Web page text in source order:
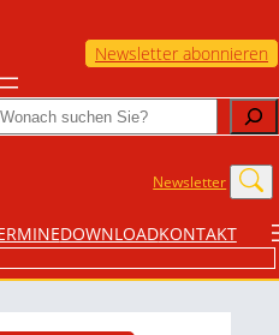
Newsletter abonnieren
Search
Newsletter
DOWNLOADKONTAKT